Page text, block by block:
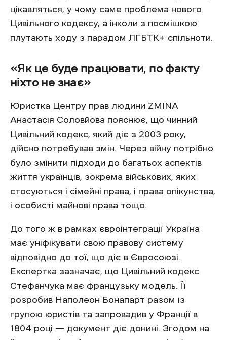
цікавляться, у чому саме проблема нового
Цивільного кодексу, а інколи з посмішкою
плутають ходу з парадом ЛГБТК+ спільноти.
«Як це буде працювати, по факту
ніхто не знає»
Юристка Центру прав людини ZMINA
Анастасія Соловйова пояснює, що чинний
Цивільний кодекс, який діє з 2003 року,
дійсно потребував змін. Через війну потрібно
було змінити підходи до багатьох аспектів
життя українців, зокрема військових, яких
стосуються і сімейні права, і права опікунства,
і особисті майнові права тощо.
До того ж в рамках євроінтеграції Україна
має уніфікувати свою правову систему
відповідно до тої, що діє в Євросоюзі.
Експертка зазначає, що Цивільний кодекс
Стефанчука має французьку модель. Її
розробив Наполеон Бонапарт разом із
групою юристів та запровадив у Франції в
1804 році — документ діє донині. Згодом на